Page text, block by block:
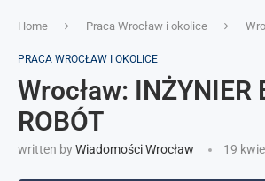
Home Praca Wrocław i okolice
PRACA WROCŁAW I OKOLICE
Wrocław:
ROBÓT
written byWiadomości Wrocław 19